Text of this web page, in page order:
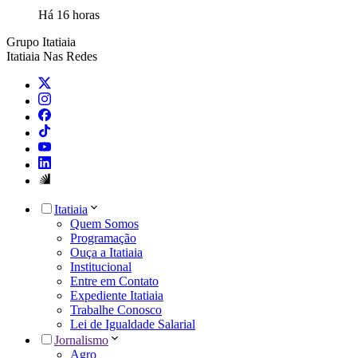
Há 16 horas
Grupo Itatiaia
Itatiaia Nas Redes
Itatiaia
Quem Somos
Programação
Ouça a Itatiaia
Institucional
Entre em Contato
Expediente Itatiaia
Trabalhe Conosco
Lei de Igualdade Salarial
Jornalismo
Agro